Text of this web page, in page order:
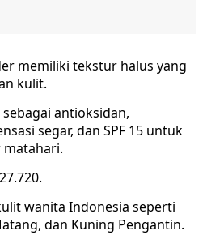
memiliki tekstur halus yang
kulit.
antioksidan,
segar, dan SPF 15 untuk
wanita Indonesia seperti
dan Kuning Pengantin.